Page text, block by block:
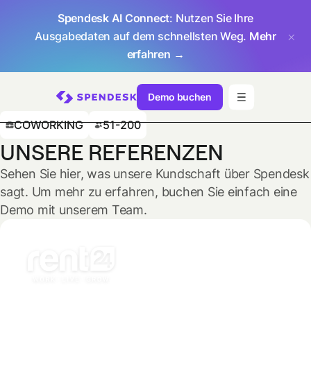
Spendesk AI Connect: Nutzen Sie Ihre
Ausgabedaten auf dem schnellsten Weg. Mehr
erfahren →
Demo buchen
COWORKING 51-200
UNSERE REFERENZEN
Sehen Sie hier, was unsere Kundschaft über Spendesk
sagt. Um mehr zu erfahren, buchen Sie einfach eine
Demo mit unserem Team.